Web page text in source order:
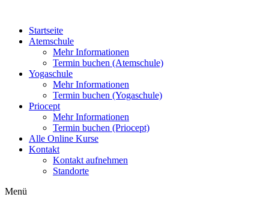
wechselnStartseite
Atemschule
Mehr Informationen
Termin buchen (Atemschule)
Yogaschule
Mehr Informationen
Termin buchen (Yogaschule)
Priocept
Mehr Informationen
Termin buchen (Priocept)
Alle Online Kurse
Kontakt
Kontakt aufnehmen
Standorte
Menü